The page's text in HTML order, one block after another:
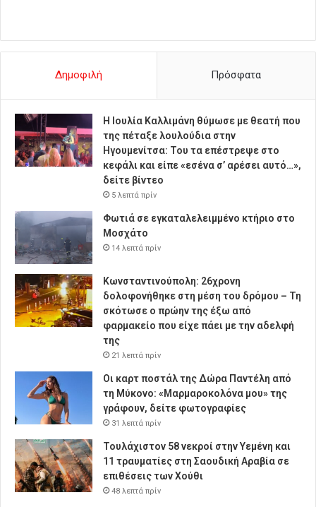
Δημοφιλή Πρόσφατα
Η Ιουλία Καλλιμάνη θύμωσε με θεατή που
της πέταξε λουλούδια στην
Ηγουμενίτσα: Του τα επέστρεψε στο
κεφάλι και είπε «εσένα σ’ αρέσει αυτό…»,
δείτε βίντεο
5 λεπτά πρίν
Φωτιά σε εγκαταλελειμμένο κτήριο στο
Μοσχάτο
14 λεπτά πρίν
Κωνσταντινούπολη: 26χρονη
δολοφονήθηκε στη μέση του δρόμου – Τη
σκότωσε ο πρώην της έξω από
φαρμακείο που είχε πάει με την αδελφή
της
21 λεπτά πρίν
Οι καρτ ποστάλ της Δώρα Παντέλη από
τη Μύκονο: «Μαρμαροκολόνα μου» της
γράφουν, δείτε φωτογραφίες
31 λεπτά πρίν
Τουλάχιστον 58 νεκροί στην Υεμένη και
11 τραυματίες στη Σαουδική Αραβία σε
επιθέσεις των Χούθι
48 λεπτά πρίν